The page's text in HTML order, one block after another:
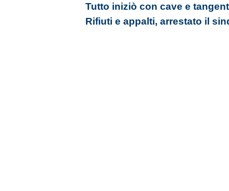
Tutto iniziò con cave e
Rifiuti e appalti, arrestato il